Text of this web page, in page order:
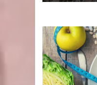
LA
DIETA
UN
APPROCCIO
NUTRIZIONALE